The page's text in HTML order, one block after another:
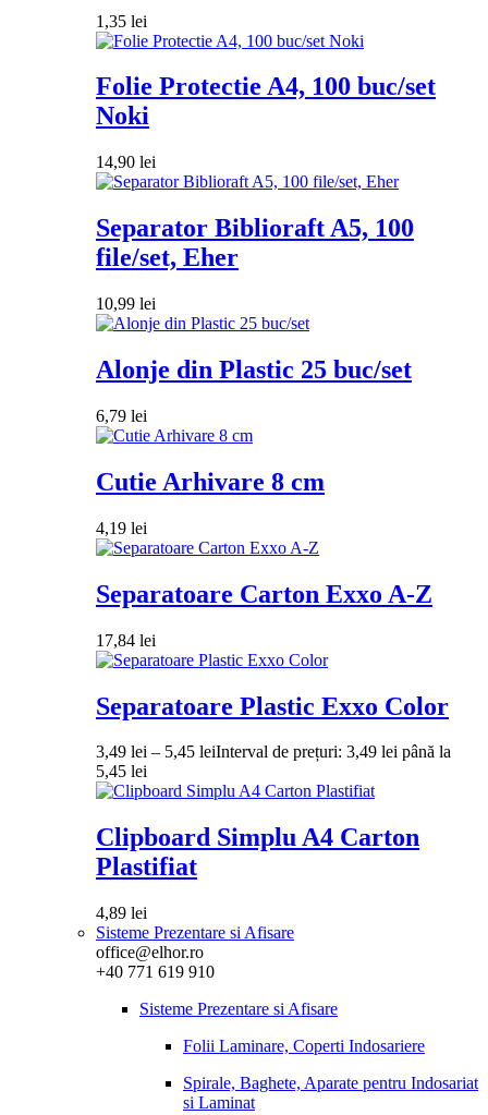
1,35 lei
Folie Protectie A4, 100 buc/set
Noki
14,90 lei
Separator Biblioraft A5, 100
file/set, Eher
10,99 lei
Alonje din Plastic 25 buc/set
6,79 lei
Cutie Arhivare 8 cm
4,19 lei
Separatoare Carton Exxo A-Z
17,84 lei
Separatoare Plastic Exxo Color
3,49 lei – 5,45 leiInterval de prețuri: 3,49 lei până la
5,45 lei
Clipboard Simplu A4 Carton
Plastifiat
4,89 lei
Sisteme Prezentare si Afisare
office@elhor.ro
+40 771 619 910
Sisteme Prezentare si Afisare
Folii Laminare, Coperti Indosariere
Spirale, Baghete, Aparate pentru Indosariat
si Laminat